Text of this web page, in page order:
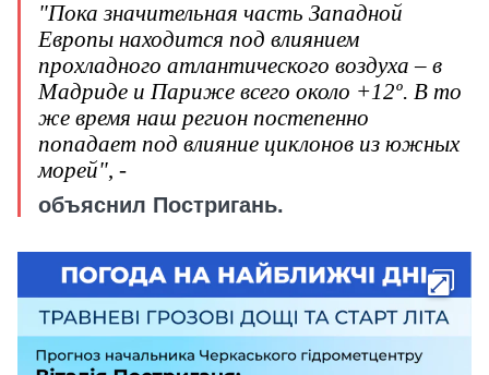
"Пока значительная часть Западной
Европы находится под влиянием
прохладного атлантического воздуха – в
Мадриде и Париже всего около +12º. В то
же время наш регион постепенно
попадает под влияние циклонов из южных
морей", -
объяснил Постригань.